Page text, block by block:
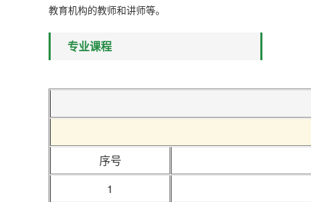
教育机构的教师和讲师等。
专业课程
序号
1